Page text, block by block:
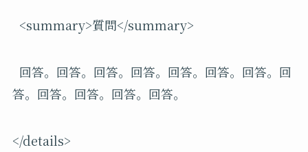
<summary>質問</summary>
回答。回答。回答。回答。回答。回答。回答。回
答。回答。回答。回答。回答。
</details>